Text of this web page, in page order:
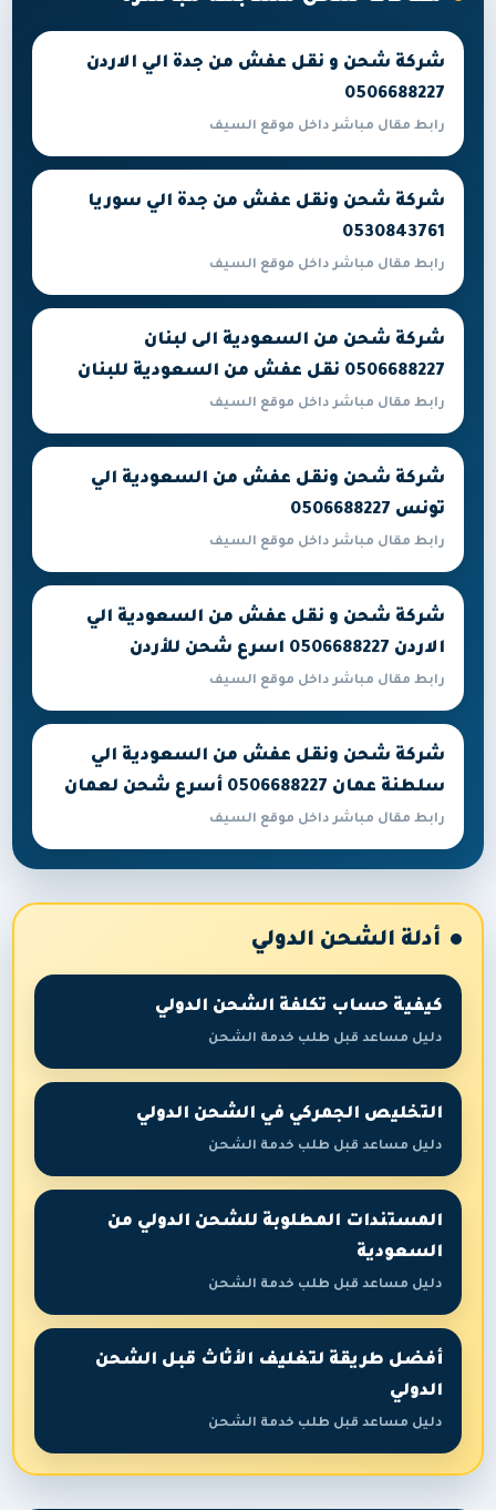
شركة شحن و نقل عفش من جدة الي الاردن
0506688227
رابط مقال مباشر داخل موقع السيف
شركة شحن ونقل عفش من جدة الي سوريا
0530843761
رابط مقال مباشر داخل موقع السيف
شركة شحن من السعودية الى لبنان
0506688227 نقل عفش من السعودية للبنان
رابط مقال مباشر داخل موقع السيف
شركة شحن ونقل عفش من السعودية الي
تونس 0506688227
رابط مقال مباشر داخل موقع السيف
شركة شحن و نقل عفش من السعودية الي
الاردن 0506688227 اسرع شحن للأردن
رابط مقال مباشر داخل موقع السيف
شركة شحن ونقل عفش من السعودية الي
سلطنة عمان 0506688227 أسرع شحن لعمان
رابط مقال مباشر داخل موقع السيف
أدلة الشحن الدولي
كيفية حساب تكلفة الشحن الدولي
دليل مساعد قبل طلب خدمة الشحن
التخليص الجمركي في الشحن الدولي
دليل مساعد قبل طلب خدمة الشحن
المستندات المطلوبة للشحن الدولي من
السعودية
دليل مساعد قبل طلب خدمة الشحن
أفضل طريقة لتغليف الأثاث قبل الشحن
الدولي
دليل مساعد قبل طلب خدمة الشحن